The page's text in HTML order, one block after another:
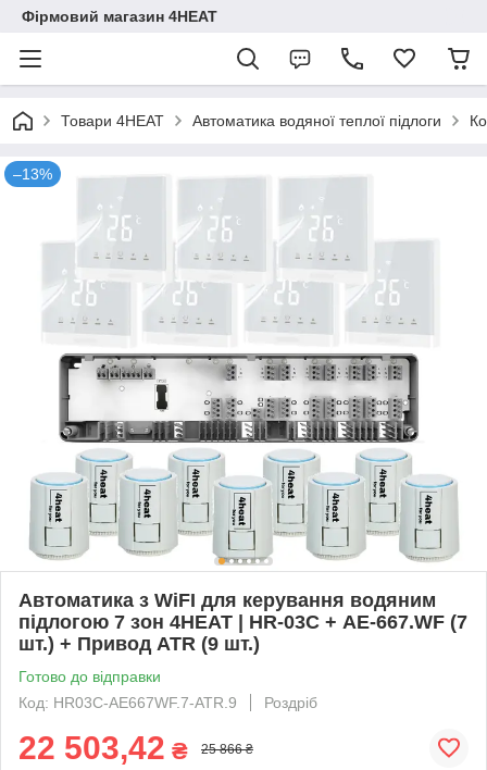
Фірмовий магазин 4HEAT
Товари 4HEAT Автоматика водяної теплої підлоги
–13%
Автоматика з WiFI для керування водяним
підлогою 7 зон 4HEAT | HR-03C + АЕ-667.WF (7
шт.) + Привод ATR (9 шт.)
Готово до відправки
Код: HR03C-АЕ667WF.7-ATR.9
Роздріб
22 503,42 ₴ 25 866 ₴